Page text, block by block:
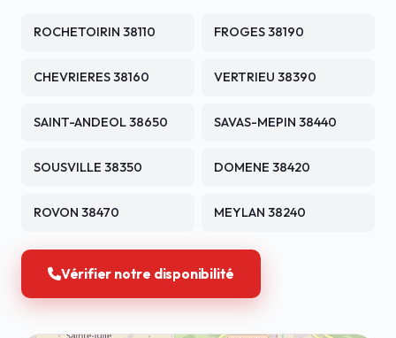
ROCHETOIRIN 38110 FROGES 38190
CHEVRIERES 38160 VERTRIEU 38390
SAINT-ANDEOL 38650 SAVAS-MEPIN 38440
SOUSVILLE 38350 DOMENE 38420
ROVON 38470 MEYLAN 38240
Vérifier notre disponibilité